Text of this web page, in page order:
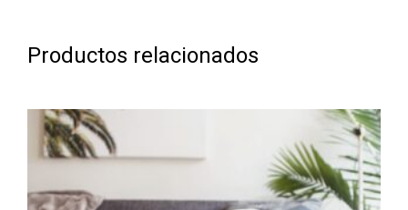
Productos relacionados